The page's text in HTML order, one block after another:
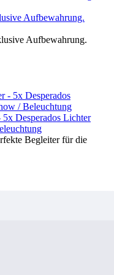
Aufbewahrung.
Aufbewahrung.
5x Desperados Lichter
Begleiter für die